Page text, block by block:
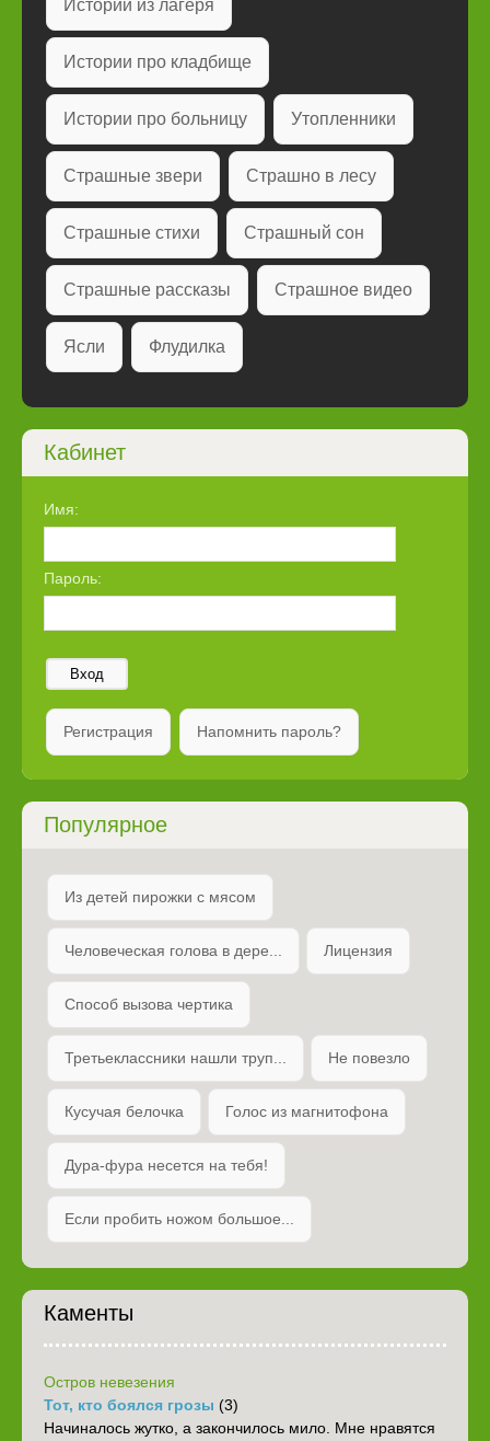
Истории из лагеря
Истории про кладбище
Истории про больницу Утопленники
Страшные звери Страшно в лесу
Страшные стихи Страшный сон
Страшные рассказы Страшное видео
Ясли Флудилка
Кабинет
Имя:
Пароль:
Вход
Регистрация Напомнить пароль?
Популярное
Из детей пирожки с мясом
Человеческая голова в дере... Лицензия
Способ вызова чертика
Третьеклассники нашли труп... Не повезло
Кусучая белочка Голос из магнитофона
Дура-фура несется на тебя!
Если пробить ножом большое...
Каменты
Остров невезения
Тот, кто боялся грозы (3)
Начиналось жутко, а закончилось мило. Мне нравятся